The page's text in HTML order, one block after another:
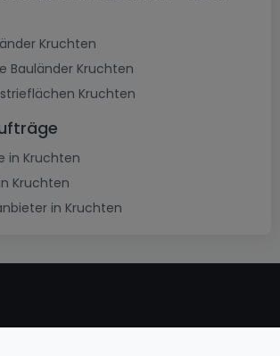
Kruchten
Bauländer Kruchten
Kruchten
in Kruchten
Kruchten
in Kruchten